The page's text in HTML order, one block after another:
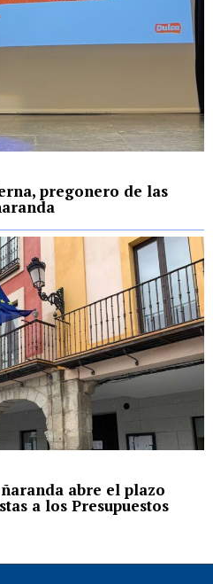
pregonero de las
abre el plazo
a los Presupuestos